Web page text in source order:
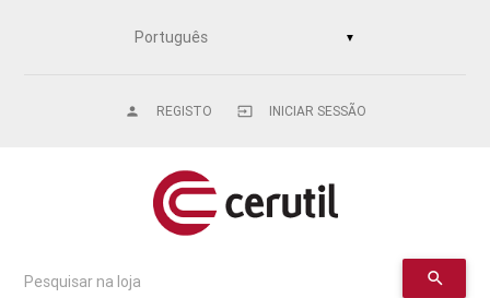
▼
REGISTO
person INICIAR SESSÃO
input
Pesquisar na loja search